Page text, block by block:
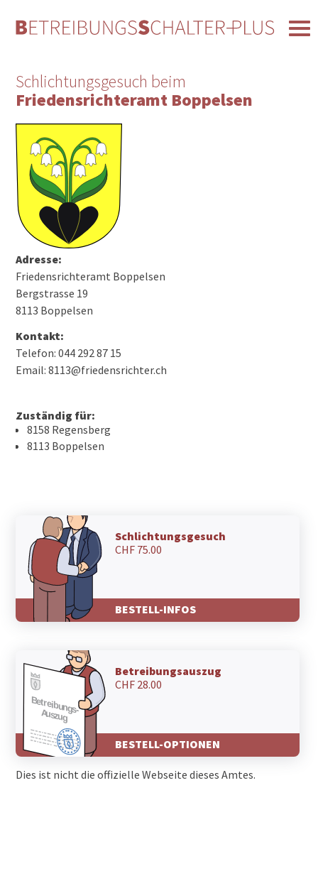
Schlichtungsgesuch beim
Friedensrichteramt Boppelsen
Adresse:
Friedensrichteramt Boppelsen
Bergstrasse 19
8113 Boppelsen
Kontakt:
Telefon: 044 292 87 15
Email: 8113@friedensrichter.ch
Zuständig für:
8158 Regensberg
8113 Boppelsen
Schlichtungsgesuch
CHF 75.00
BESTELL-INFOS
Betreibungsauszug
CHF 28.00
BESTELL-OPTIONEN
Dies ist nicht die offizielle Webseite dieses Amtes.